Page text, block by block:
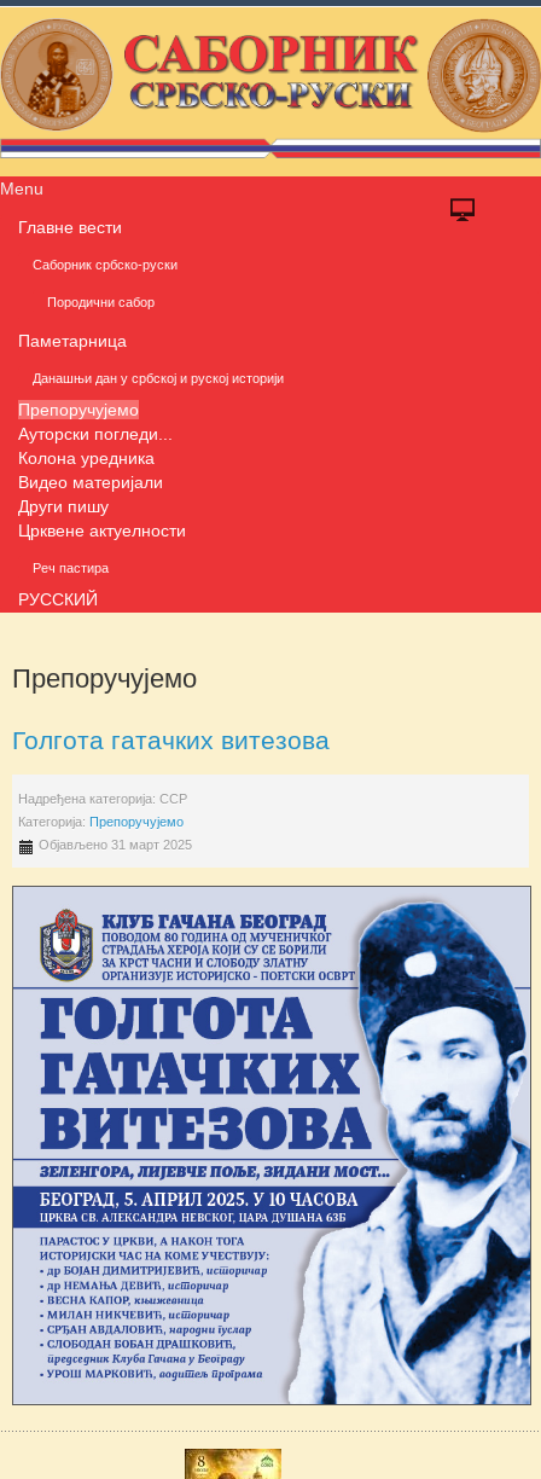
Menu
Главне вести
Саборник србско-руски
Породични сабор
Паметарница
Данашњи дан у србској и руској историји
Препоручујемо
Ауторски погледи...
Колона уредника
Видео материјали
Други пишу
Црквене актуелности
Реч пастира
РУССКИЙ
Препоручујемо
Голгота гатачких витезова
Надређена категорија: ССР
Категорија: Препоручујемо
Објављено 31 март 2025